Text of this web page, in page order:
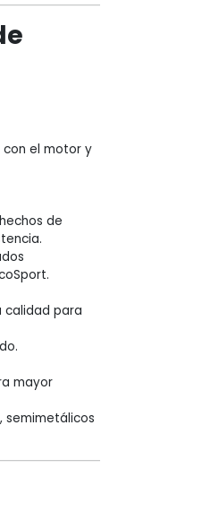
el motor y
de
calidad para
mayor
semimetálicos